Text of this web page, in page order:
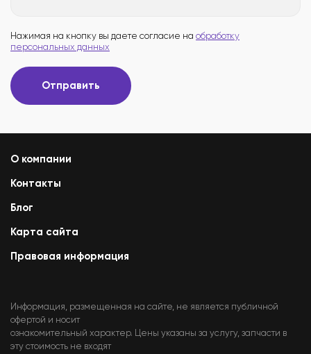
Нажимая на кнопку вы даете согласие на обработку
персональных данных
Отправить
О компании
Контакты
Блог
Карта сайта
Правовая информация
Информация, размещенная на сайте, не является публичной
офертой и носит
ознакомительный характер. Цены указаны за услугу, запчасти в
эту стоимость не входят